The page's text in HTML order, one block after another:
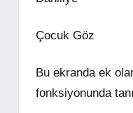
Çocuk Göz
Bu ekranda ek
fonksiyonunda